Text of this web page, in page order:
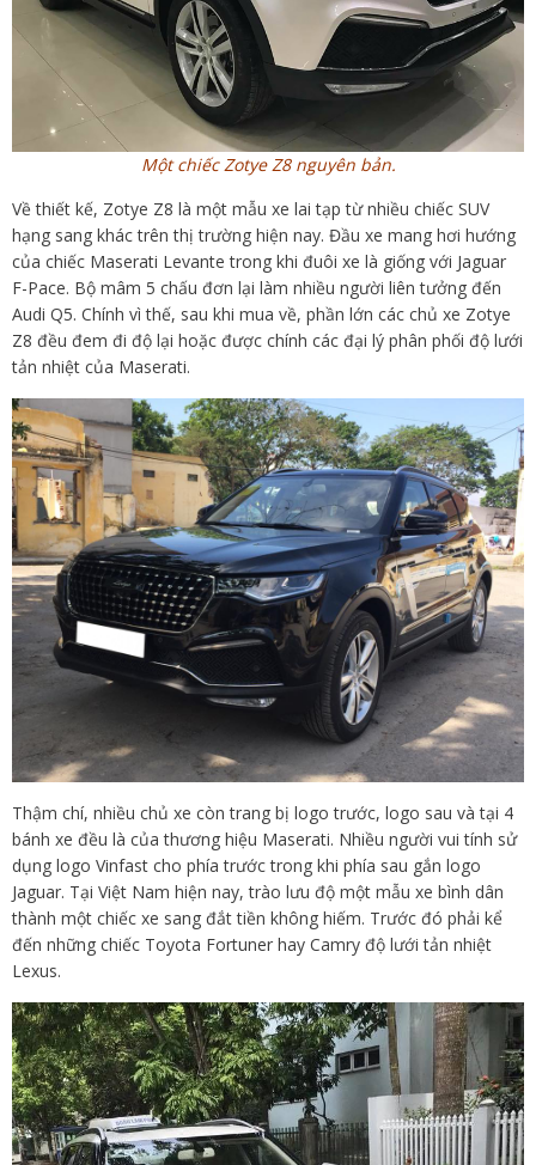
Một chiếc Zotye Z8 nguyên bản.
Về thiết kế, Zotye Z8 là một mẫu xe lai tạp từ nhiều chiếc SUV
hạng sang khác trên thị trường hiện nay. Đầu xe mang hơi hướng
của chiếc Maserati Levante trong khi đuôi xe là giống với Jaguar
F-Pace. Bộ mâm 5 chấu đơn lại làm nhiều người liên tưởng đến
Audi Q5. Chính vì thế, sau khi mua về, phần lớn các chủ xe Zotye
Z8 đều đem đi độ lại hoặc được chính các đại lý phân phối độ lưới
tản nhiệt của Maserati.
Thậm chí, nhiều chủ xe còn trang bị logo trước, logo sau và tại 4
bánh xe đều là của thương hiệu Maserati. Nhiều người vui tính sử
dụng logo Vinfast cho phía trước trong khi phía sau gắn logo
Jaguar. Tại Việt Nam hiện nay, trào lưu độ một mẫu xe bình dân
thành một chiếc xe sang đắt tiền không hiếm. Trước đó phải kể
đến những chiếc Toyota Fortuner hay Camry độ lưới tản nhiệt
Lexus.